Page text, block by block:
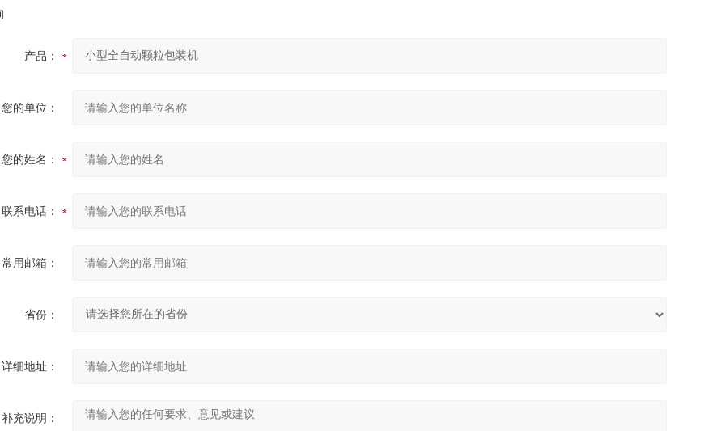
产品：
您的单位：
您的姓名：
联系电话：
常用邮箱：
省份：
详细地址：
补充说明：